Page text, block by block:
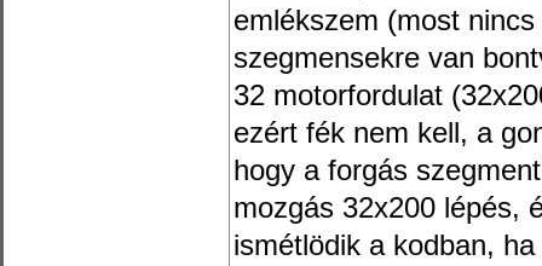
emlékszem (most
szegmensekre van
32 motorfordulat
ezért fék nem kell, a
hogy a forgás
mozgás 32x200 lépés,
ismétlödik a kodban,